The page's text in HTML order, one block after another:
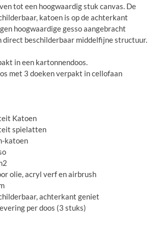
tot een hoogwaardig stuk canvas. De
katoen is op de achterkant
hoogwaardige gesso aangebracht
direct beschilderbaar middelfijne structuur.
in een kartonnendoos.
met 3 doeken verpakt in cellofaan
Katoen
spielatten
katoen
olie, acryl verf en airbrush
achterkant geniet
per doos (3 stuks)